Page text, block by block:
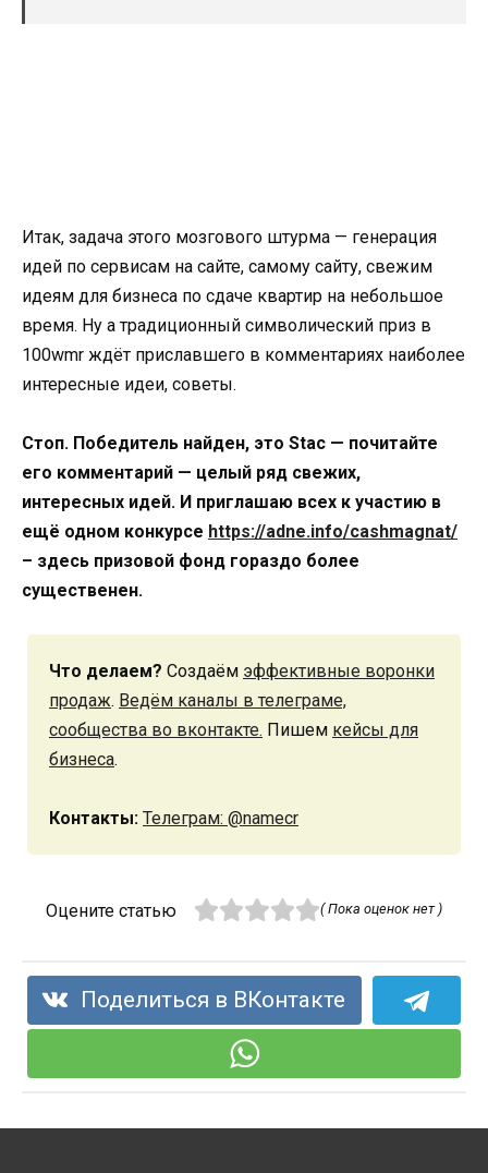
Итак, задача этого мозгового штурма — генерация
идей по сервисам на сайте, самому сайту, свежим
идеям для бизнеса по сдаче квартир на небольшое
время. Ну а традиционный символический приз в
100wmr ждёт приславшего в комментариях наиболее
интересные идеи, советы.
Стоп. Победитель найден, это Stac — почитайте
его комментарий — целый ряд свежих,
интересных идей. И приглашаю всех к участию в
ещё одном конкурсе https://adne.info/cashmagnat/
– здесь призовой фонд гораздо более
существенен.
Что делаем? Создаём эффективные воронки
продаж. Ведём каналы в телеграме,
сообщества во вконтакте. Пишем кейсы для
бизнеса.
Контакты: Телеграм: @namecr
Оцените статью ( Пока оценок нет )
Поделиться в ВКонтакте